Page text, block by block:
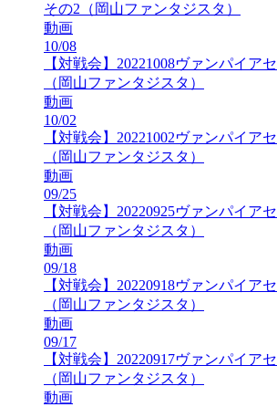
その2（岡山ファンタジスタ）
動画
10/08
【対戦会】20221008ヴァンパイア
（岡山ファンタジスタ）
動画
10/02
【対戦会】20221002ヴァンパイア
（岡山ファンタジスタ）
動画
09/25
【対戦会】20220925ヴァンパイア
（岡山ファンタジスタ）
動画
09/18
【対戦会】20220918ヴァンパイア
（岡山ファンタジスタ）
動画
09/17
【対戦会】20220917ヴァンパイア
（岡山ファンタジスタ）
動画